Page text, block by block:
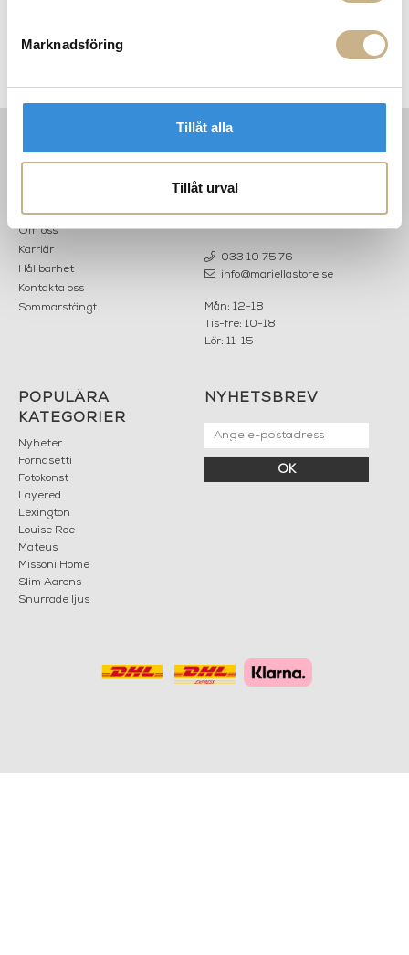
Marknadsföring
Tillåt alla
Tillåt urval
INFORMATION
Köpvillkor
Om oss
Karriär
Hållbarhet
Kontakta oss
Sommarstängt
KONTAKT
MARIELLA INTERIORS
033 10 75 76
info@mariellastore.se
Mån: 12-18
Tis-fre: 10-18
Lör: 11-15
POPULÄRA
KATEGORIER
Nyheter
Fornasetti
Fotokonst
Layered
Lexington
Louise Roe
Mateus
Missoni Home
Slim Aarons
Snurrade ljus
NYHETSBREV
OK